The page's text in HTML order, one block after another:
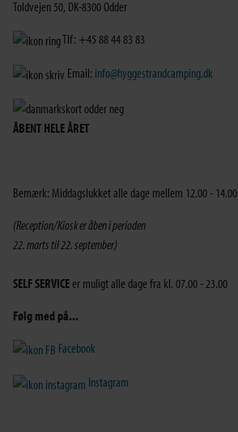
Toldvejen 50, DK-8300 Odder
Tlf: +45 88 44 83 83
Email: info@hyggestrandcamping.dk
ÅBENT HELE ÅRET
Bemærk: Middagslukket alle dage mellem 12.00 - 14.00
(Reception/Kiosk er åben i perioden
22. marts til 22. september)
SELF SERVICEer muligt alle dage fra kl. 07.00 - 23.00
Følg med på...
Facebook
Instagram